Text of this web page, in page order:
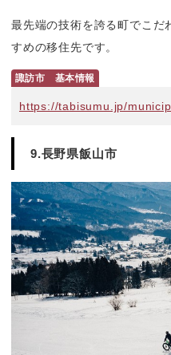
最先端の技術を誇る町でこだ
すめの移住先です。
諏訪市　基本情報
https://tabisumu.jp/
9.長野県飯山市